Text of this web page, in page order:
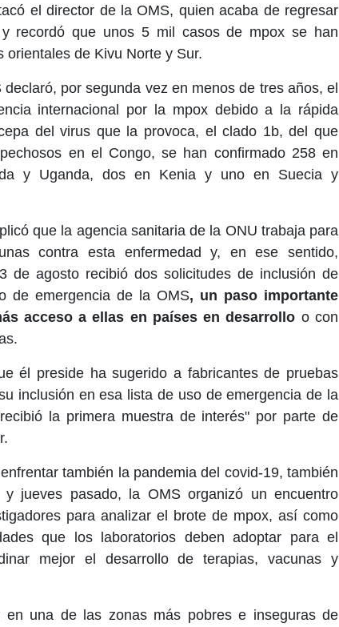
el director de la OMS, quien acaba de regresar
recordó que unos 5 mil casos de mpox se han
orientales de Kivu Norte y Sur.
por segunda vez en menos de tres años, el
internacional por la mpox debido a la rápida
del virus que la provoca, el clado 1b, del que
en el Congo, se han confirmado 258 en
y Uganda, dos en Kenia y uno en Suecia y
que la agencia sanitaria de la ONU trabaja para
contra esta enfermedad y, en ese sentido,
de agosto recibió dos solicitudes de inclusión de
de emergencia de la OMS, un paso importante
acceso a ellas en países en desarrollo o con
él preside ha sugerido a fabricantes de pruebas
inclusión en esa lista de uso de emergencia de la
la primera muestra de interés" por parte de
también la pandemia del covid-19, también
jueves pasado, la OMS organizó un encuentro
para analizar el brote de mpox, así como
que los laboratorios deben adoptar para el
mejor el desarrollo de terapias, vacunas y
en una de las zonas más pobres e inseguras de